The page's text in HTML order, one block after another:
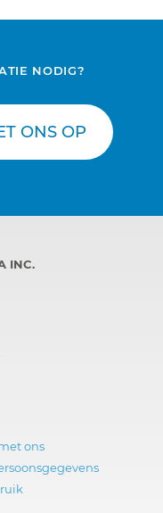
NODIG?
ONS OP
INC.
ons